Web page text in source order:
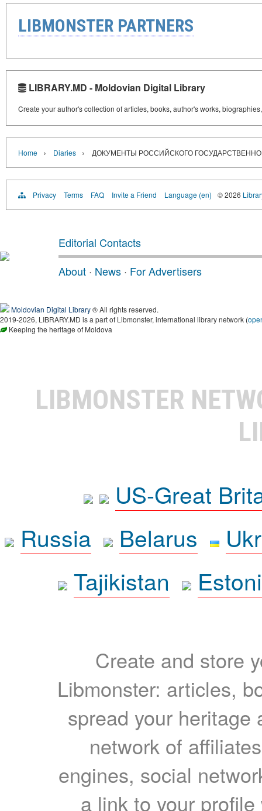
LIBMONSTER PARTNERS
LIBRARY.MD - Moldovian Digital Library
Create your author's collection of articles, books, author's works,
Home › Diaries › ДОКУМЕНТЫ РОССИЙСКОГО
Privacy Terms FAQ Invite a Friend Language (en) © 2026
Editorial Contacts
About · News · For Advertisers
Moldovian Digital Library® All rights reserved.
2019-2026, LIBRARY.MD is a part of Libmonster, international library network (
Keeping the heritage of Moldova
LIBMONSTER
US-Great
Russia
Belarus
Tajikistan
Create and store
Libmonster: articles,
spread your heritage
network of
engines, social
a link to your